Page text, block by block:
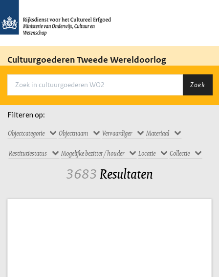
Cultuurgoederen Tweede Wereldoorlog
Zoek
Filteren op:
Objectcategorie Objectnaam Vervaardiger Materiaal
Restitutiestatus Mogelijke bezitter / houder Locatie Collectie
3683Resultaten